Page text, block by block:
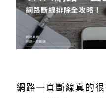
網路一直斷線真的